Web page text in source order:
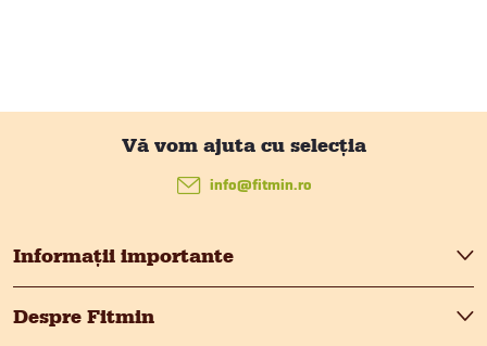
b
s
Informații importante
Despre Fitmin
info@fitmin.ro